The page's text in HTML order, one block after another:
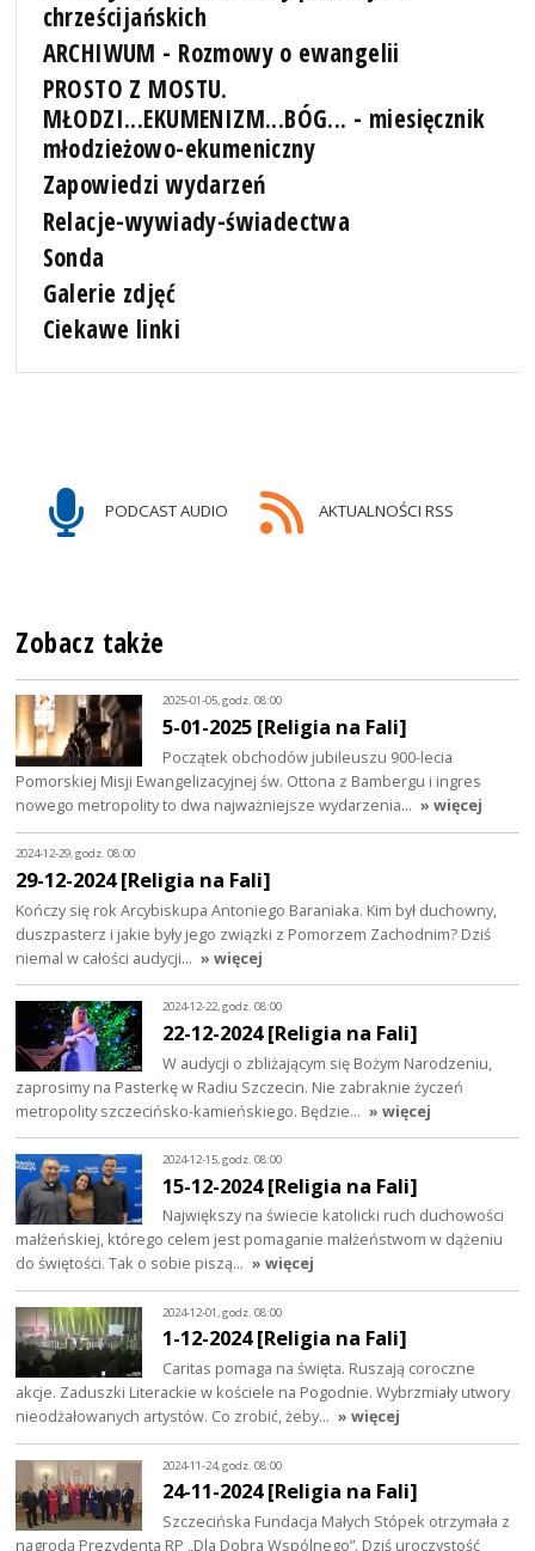
chrześcijańskich
ARCHIWUM - Rozmowy o ewangelii
PROSTO Z MOSTU.
MŁODZI...EKUMENIZM...BÓG... - miesięcznik
młodzieżowo-ekumeniczny
Zapowiedzi wydarzeń
Relacje-wywiady-świadectwa
Sonda
Galerie zdjęć
Ciekawe linki
PODCAST AUDIO AKTUALNOŚCI RSS
Zobacz także
2025-01-05, godz. 08:00
5-01-2025 [Religia na Fali]
Początek obchodów jubileuszu 900-lecia
Pomorskiej Misji Ewangelizacyjnej św. Ottona z Bambergu i ingres
nowego metropolity to dwa najważniejsze wydarzenia… » więcej
2024-12-29, godz. 08:00
29-12-2024 [Religia na Fali]
Kończy się rok Arcybiskupa Antoniego Baraniaka. Kim był duchowny,
duszpasterz i jakie były jego związki z Pomorzem Zachodnim? Dziś
niemal w całości audycji… » więcej
2024-12-22, godz. 08:00
22-12-2024 [Religia na Fali]
W audycji o zbliżającym się Bożym Narodzeniu,
zaprosimy na Pasterkę w Radiu Szczecin. Nie zabraknie życzeń
metropolity szczecińsko-kamieńskiego. Będzie… » więcej
2024-12-15, godz. 08:00
15-12-2024 [Religia na Fali]
Największy na świecie katolicki ruch duchowości
małżeńskiej, którego celem jest pomaganie małżeństwom w dążeniu
do świętości. Tak o sobie piszą… » więcej
2024-12-01, godz. 08:00
1-12-2024 [Religia na Fali]
Caritas pomaga na święta. Ruszają coroczne
akcje. Zaduszki Literackie w kościele na Pogodnie. Wybrzmiały utwory
nieodżałowanych artystów. Co zrobić, żeby… » więcej
2024-11-24, godz. 08:00
24-11-2024 [Religia na Fali]
Szczecińska Fundacja Małych Stópek otrzymała z
nagrodą Prezydenta RP „Dla Dobra Wspólnego”. Dziś uroczystość